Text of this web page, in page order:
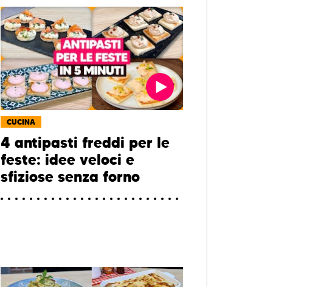
CUCINA
4 antipasti freddi per le
feste: idee veloci e
sfiziose senza forno